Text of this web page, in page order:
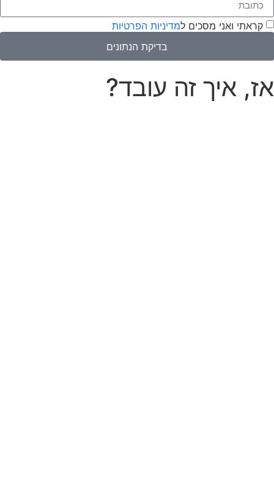
קראתי ואני מסכים למדיניות הפרטיות
בדיקת הנתונים
אז, איך זה עובד?